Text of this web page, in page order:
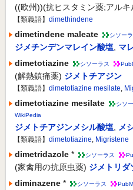
((欧州))(抗ヒスタミン薬;アルキ
【類義語】 dimethindene
dimetindene maleate シソー
ジメチンデンマレイン酸塩 マ
dimetotiazine
シソーラス
(解熱鎮痛薬) ジメトチアジン
【類義語】 dimetotiazine mesilate,
dimetotiazine mesilate シソ
WikiPedia
ジメトチアジンメシル酸塩 メ
【類義語】 dimetotiazine, Migristene
dimetridazole * シソーラス
(家禽用の抗原虫薬) ジメトリダ
diminazene * シソーラス